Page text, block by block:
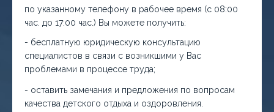
по указанному телефону в рабочее время (с 08:00
час. до 17:00 час.) Вы можете получить:
- бесплатную юридическую консультацию
специалистов в связи с возникшими у Вас
проблемами в процессе труда;
- оставить замечания и предложения по вопросам
качества детского отдыха и оздоровления.